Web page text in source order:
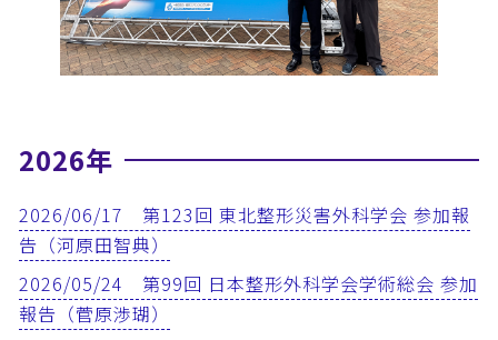
2026年
2026/06/17 第123回 東北整形災害外科学会 参加報
告（河原田智典）
2026/05/24 第99回 日本整形外科学会学術総会 参加
報告（菅原渉瑚）